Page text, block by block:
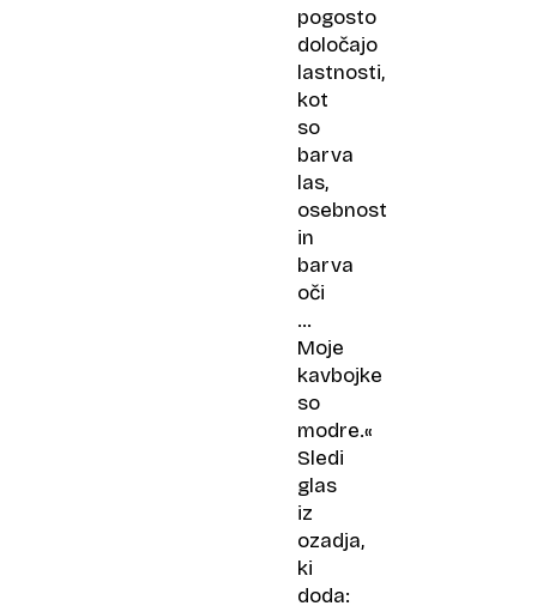
pogosto
določajo
lastnosti,
kot
so
barva
las,
osebnost
in
barva
oči
…
Moje
kavbojke
so
modre.«
Sledi
glas
iz
ozadja,
ki
doda: